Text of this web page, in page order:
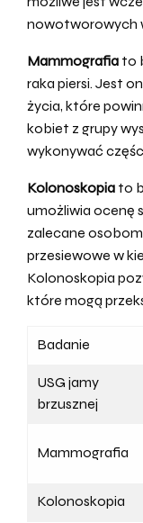
nowotworowych
Mammografia to
raka piersi. Jest
życia, które
kobiet z grupy
wykonywać
Kolonoskopia to
umożliwia ocenę
zalecane
przesiewowe w
Kolonoskopia
które mogą
Badanie
USG jamy
brzusznej
Mammografia
Kolonoskopia